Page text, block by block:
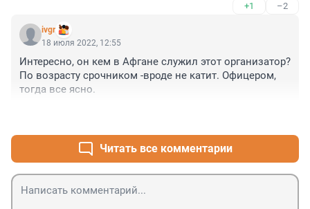
детство в лагерях , вспоминаю тепло об этом времени
,весело было )))
+1 –2
ivgr
18 июля 2022, 12:55
Интересно, он кем в Афгане служил этот организатор?
По возрасту срочником -вроде не катит. Офицером,
тогда все ясно.
Читать все комментарии